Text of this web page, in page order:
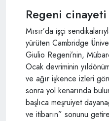
Regeni
Mısır’da işçi
yürüten Cambridge
Giulio Regeni’nin,
Ocak devriminin
ve ağır işkence izleri
sonra yol kenarında
başlıca meşruiyet
ve itibarın” sonunu